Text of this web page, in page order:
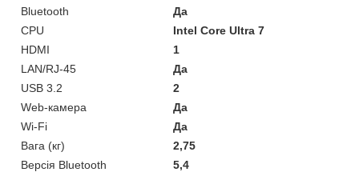
Bluetooth
Да
CPU
Intel Core Ultra 7
HDMI
1
LAN/RJ-45
Да
USB 3.2
2
Web-камера
Да
Wi-Fi
Да
Вага (кг)
2,75
Версія Bluetooth
5,4